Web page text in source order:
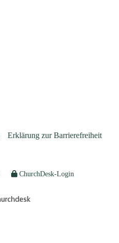
Erklärung zur Barrierefreiheit
ChurchDesk-Login